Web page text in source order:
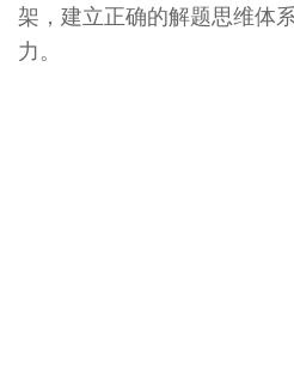
架，建立正确的解题思维体
力。